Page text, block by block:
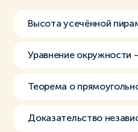
Высота усечённой
Уравнение окружности
Теорема о
Доказательство